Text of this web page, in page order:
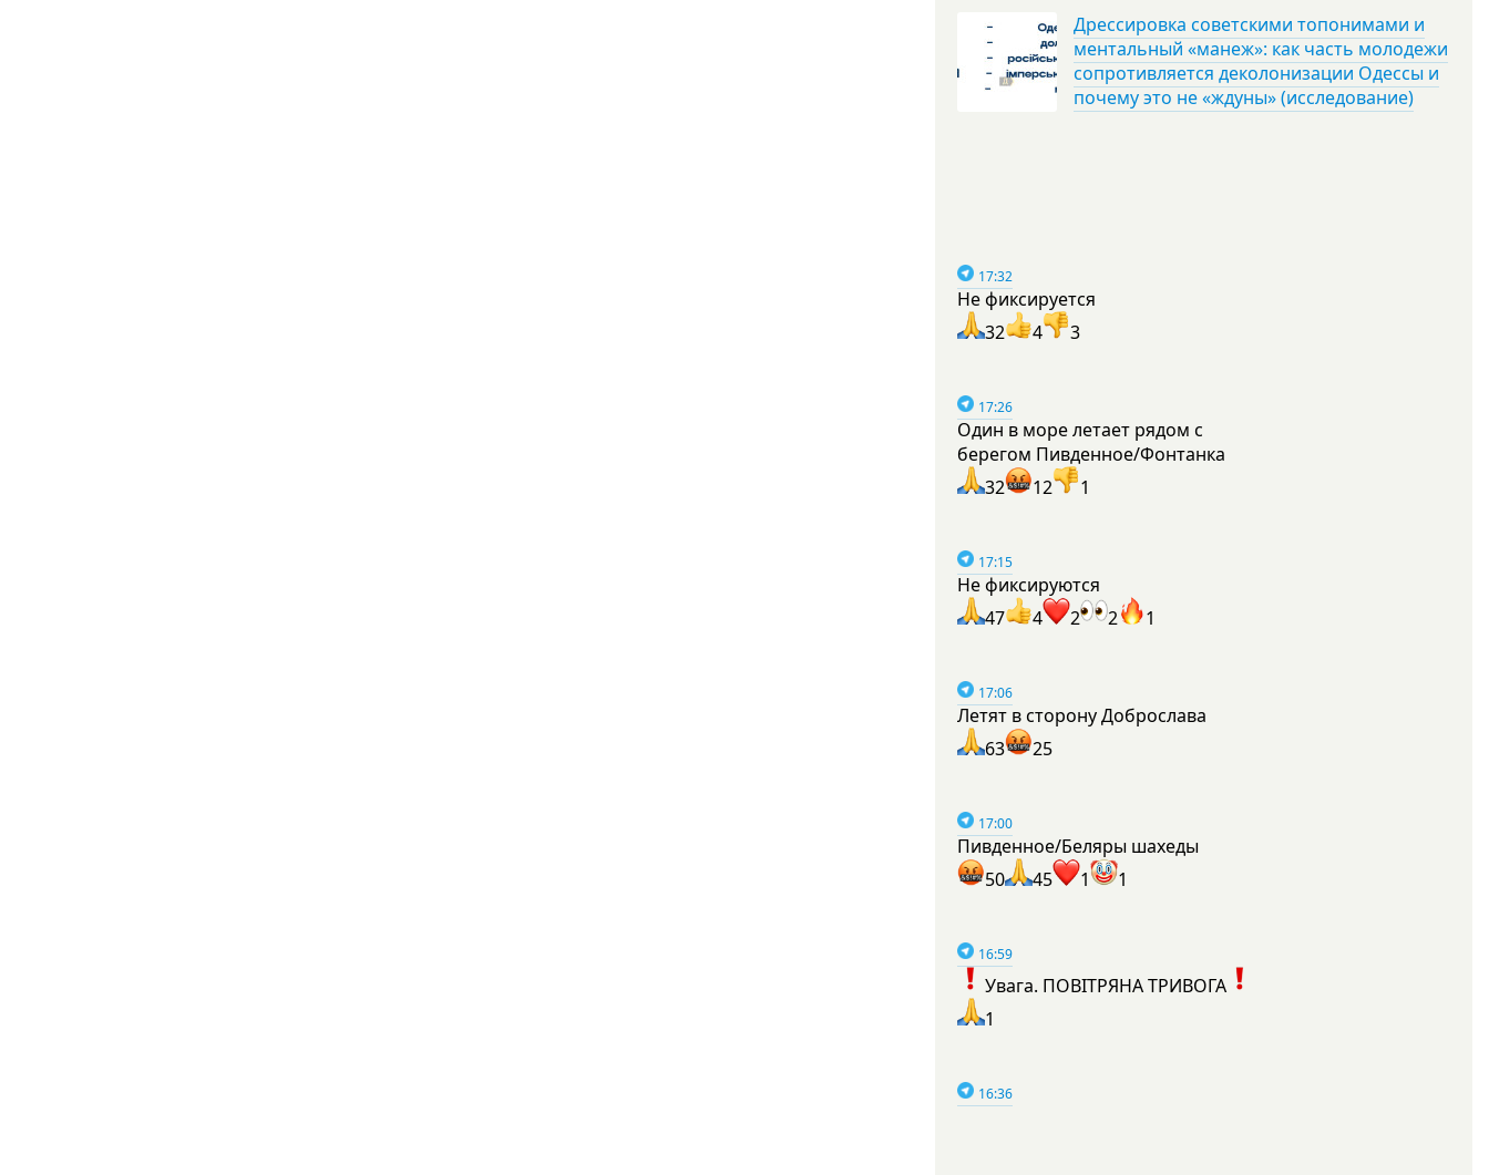
Дрессировка советскими топонимами и
ментальный «манеж»: как часть молодежи
сопротивляется деколонизации Одессы и
почему это не «ждуны» (исследование)
17:32
Не фиксируется
32
4 3
17:26
Один в море летает рядом с
берегом Пивденное/Фонтанка
32
12 1
17:15
Не фиксируются
47
4 2 2 1
17:06
Летят в сторону Доброслава
63
25
17:00
Пивденное/Беляры шахеды
50
45 1 1
16:59
Увага. ПОВІТРЯНА ТРИВОГА
1
16:36